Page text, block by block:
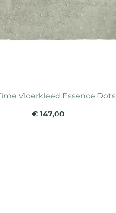
Vloerkleed Essence Dots
€ 147,00